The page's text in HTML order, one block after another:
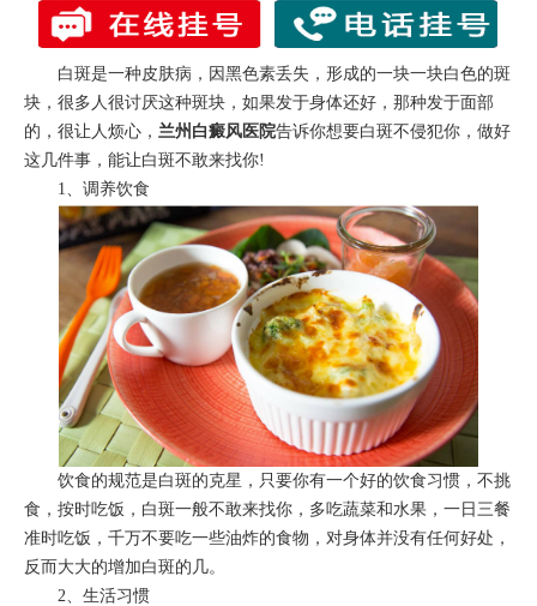
白斑是一种皮肤病，因黑色素丢失，形成的一块一块白色的斑
块，很多人很讨厌这种斑块，如果发于身体还好，那种发于面部
的，很让人烦心， 兰州白癜风医院告诉你想要白斑不侵犯你，做好
这几件事，能让白斑不敢来找你!
1、调养饮食
饮食的规范是白斑的克星，只要你有一个好的饮食习惯，不挑
食，按时吃饭，白斑一般不敢来找你，多吃蔬菜和水果，一日三餐
准时吃饭，千万不要吃一些油炸的食物，对身体并没有任何好处，
反而大大的增加白斑的几。
2、生活习惯